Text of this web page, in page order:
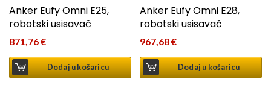
Anker Eufy Omni E25,
robotski usisavač
871,76€
Dodaj u košaricu
Anker Eufy Omni E28,
robotski usisavač
967,68€
Dodaj u košaricu